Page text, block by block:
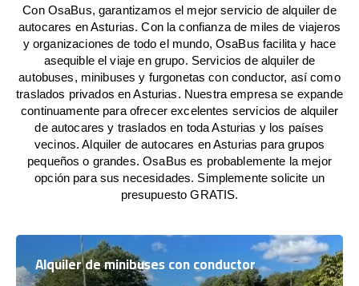
Con OsaBus, garantizamos el mejor servicio de alquiler de
autocares en Asturias. Con la confianza de miles de viajeros
y organizaciones de todo el mundo, OsaBus facilita y hace
asequible el viaje en grupo. Servicios de alquiler de
autobuses, minibuses y furgonetas con conductor, así como
traslados privados en Asturias. Nuestra empresa se expande
continuamente para ofrecer excelentes servicios de alquiler
de autocares y traslados en toda Asturias y los países
vecinos. Alquiler de autocares en Asturias para grupos
pequeños o grandes. OsaBus es probablemente la mejor
opción para sus necesidades. Simplemente solicite un
presupuesto GRATIS.
Alquiler de minibuses con conductor